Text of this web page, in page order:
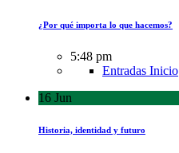
¿Por qué importa lo que hacemos?
5:48 pm
Entradas Inicio
16 Jun
Historia, identidad y futuro